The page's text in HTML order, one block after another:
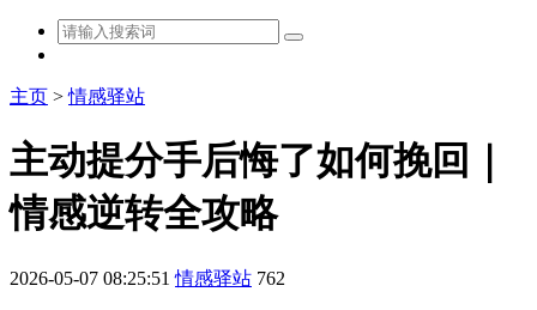
主页 >情感驿站
主动提分手后悔了如何挽回｜
情感逆转全攻略
2026-05-07 08:25:51 情感驿站 762